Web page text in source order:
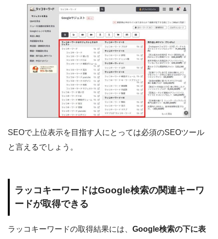
SEOで上位表示を目指す人にとっては必須のSEOツール
と言えるでしょう。
ラッコキーワードはGoogle検索の関連キーワ
ードが取得できる
ラッコキーワードの取得結果には、 Google検索の下に表